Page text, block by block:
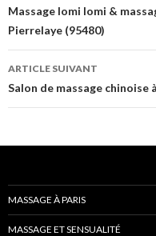
des
articles
Massage lomi lomi &
Pierrelaye (95480)
ARTICLE SUIVANT
Salon de massage chinoise
MASSAGE À PARIS
MASSAGE ET SENSUALITÉ